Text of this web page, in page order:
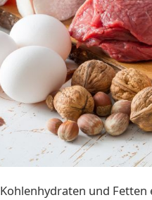
und